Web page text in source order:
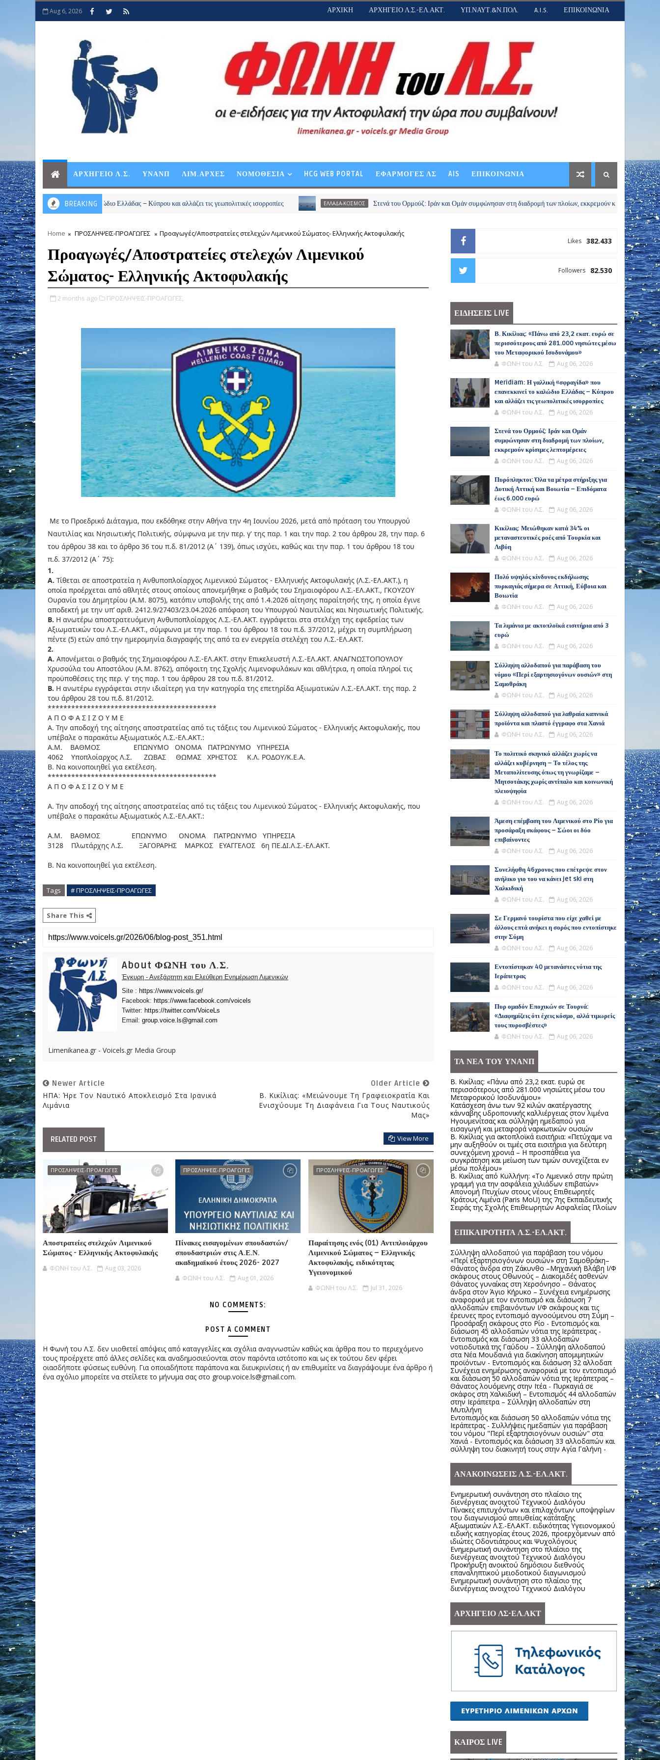
Aug 6, 2026 ΑΡΧΙΚΗ ΑΡΧΗΓΕΙΟ Λ.Σ.-ΕΛ.ΑΚΤ. ΥΠ.ΝΑΥΤ.&Ν.ΠΟΛ. A.I.S. ΕΠΙΚΟΙΝΩΝΙΑ
ΑΡΧΗΓΕΙΟ Λ.Σ. ΥΝΑΝΠ ΛΙΜ.ΑΡΧΕΣ ΝΟΜΟΘΕΣΙΑ HCG WEB PORTAL ΕΦΑΡΜΟΓΕΣ ΛΣ AIS ΕΠΙΚΟΙΝΩΝΙΑ
BREAKING
επανεκκινεί το καλώδιο Ελλάδας – Κύπρου και αλλάζει τις γεωπολιτικές ισορροπίες ΕΛΛΑΔΑ-ΚΟΣΜΟΣ Στενά του Ορμούζ: Ιράν και Ομάν συμφώνησαν στη διαδρομή των πλοίων, εκκρεμούν κρίσιμες λεπτομέρειες
Home ΠΡΟΣΛΗΨΕΙΣ-ΠΡΟΑΓΩΓΕΣ Προαγωγές/Αποστρατείες στελεχών Λιμενικού Σώματος- Ελληνικής Ακτοφυλακής
Προαγωγές/Αποστρατείες στελεχών Λιμενικού
Σώματος- Ελληνικής Ακτοφυλακής
2 months ago ΠΡΟΣΛΗΨΕΙΣ-ΠΡΟΑΓΩΓΕΣ,
Με το Προεδρικό Διάταγμα, που εκδόθηκε στην Αθήνα την 4η Ιουνίου 2026, μετά από πρόταση του Υπουργού
Ναυτιλίας και Νησιωτικής Πολιτικής, σύμφωνα με την περ. γ' της παρ. 1 και την παρ. 2 του άρθρου 28, την παρ. 6
του άρθρου 38 και το άρθρο 36 του π.δ. 81/2012 (Α΄ 139), όπως ισχύει, καθώς και την παρ. 1 του άρθρου 18 του
π.δ. 37/2012 (Α΄ 75):
1.
Α. Τίθεται σε αποστρατεία η Ανθυποπλοίαρχος Λιμενικού Σώματος - Ελληνικής Ακτοφυλακής (Λ.Σ.-ΕΛ.ΑΚΤ.), η
οποία προέρχεται από αθλητές στους οποίους απονεμήθηκε ο βαθμός του Σημαιοφόρου Λ.Σ.-ΕΛ.ΑΚΤ., ΓΚΟΥΖΟΥ
Ουρανία του Δημητρίου (Α.Μ. 8075), κατόπιν υποβολής της από 1.4.2026 αίτησης παραίτησής της, η οποία έγινε
αποδεκτή με την υπ’ αριθ. 2412.9/27403/23.04.2026 απόφαση του Υπουργού Ναυτιλίας και Νησιωτικής Πολιτικής.
Β. Η ανωτέρω αποστρατευόμενη Ανθυποπλοίαρχος Λ.Σ.-ΕΛ.ΑΚΤ. εγγράφεται στα στελέχη της εφεδρείας των
Αξιωματικών του Λ.Σ.-ΕΛ.ΑΚΤ., σύμφωνα με την παρ. 1 του άρθρου 18 του π.δ. 37/2012, μέχρι τη συμπλήρωση
πέντε (5) ετών από την ημερομηνία διαγραφής της από τα εν ενεργεία στελέχη του Λ.Σ.-ΕΛ.ΑΚΤ.
2.
Α. Απονέμεται ο βαθμός της Σημαιοφόρου Λ.Σ.-ΕΛ.ΑΚΤ. στην Επικελευστή Λ.Σ.-ΕΛ.ΑΚΤ. ΑΝΑΓΝΩΣΤΟΠΟΥΛΟΥ
Χρυσούλα του Αποστόλου (Α.Μ. 8762), απόφοιτη της Σχολής Λιμενοφυλάκων και αθλήτρια, η οποία πληροί τις
προϋποθέσεις της περ. γ' της παρ. 1 του άρθρου 28 του π.δ. 81/2012.
Β. Η ανωτέρω εγγράφεται στην ιδιαίτερη για την κατηγορία της επετηρίδα Αξιωματικών Λ.Σ.-ΕΛ.ΑΚΤ. της παρ. 2
του άρθρου 28 του π.δ. 81/2012.
*******************************************
Α Π Ο Φ Α Σ Ι Ζ Ο Υ Μ Ε
Α. Την αποδοχή της αίτησης αποστρατείας από τις τάξεις του Λιμενικού Σώματος - Ελληνικής Ακτοφυλακής, που
υπέβαλε ο παρακάτω Αξιωματικός Λ.Σ.-ΕΛ.ΑΚΤ.:
Α.Μ. ΒΑΘΜΟΣ ΕΠΩΝΥΜΟ ΟΝΟΜΑ ΠΑΤΡΩΝΥΜΟ ΥΠΗΡΕΣΙΑ
4062 Υποπλοίαρχος Λ.Σ. ΖΩΒΑΣ ΘΩΜΑΣ ΧΡΗΣΤΟΣ Κ.Λ. ΡΟΔΟΥ/Κ.Ε.Α.
Β. Να κοινοποιηθεί για εκτέλεση.
*******************************************
Α Π Ο Φ Α Σ Ι Ζ Ο Υ Μ Ε
Α. Την αποδοχή της αίτησης αποστρατείας από τις τάξεις του Λιμενικού Σώματος - Ελληνικής Ακτοφυλακής, που
υπέβαλε ο παρακάτω Αξιωματικός Λ.Σ.-ΕΛ.ΑΚΤ.:
Α.Μ. ΒΑΘΜΟΣ ΕΠΩΝΥΜΟ ΟΝΟΜΑ ΠΑΤΡΩΝΥΜΟ ΥΠΗΡΕΣΙΑ
3128 Πλωτάρχης Λ.Σ. ΞΑΓΟΡΑΡΗΣ ΜΑΡΚΟΣ ΕΥΑΓΓΕΛΟΣ 6η ΠΕ.ΔΙ.Λ.Σ.-ΕΛ.ΑΚΤ.
Β. Να κοινοποιηθεί για εκτέλεση.
Tags # ΠΡΟΣΛΗΨΕΙΣ-ΠΡΟΑΓΩΓΕΣ
Share This
About ΦΩΝΗ του Λ.Σ.
Έγκυρη - Ανεξάρτητη και Ελεύθερη Ενημέρωση Λιμενικών
Site : https://www.voicels.gr/
Facebook: https://www.facebook.com/voicels
Twitter: https://twitter.com/VoiceLs
Email: group.voice.ls@gmail.com
Limenikanea.gr - Voicels.gr Media Group
Newer Article
ΗΠΑ: Ήρε Τον Ναυτικό Αποκλεισμό Στα Ιρανικά
Λιμάνια
Older Article
Β. Κικίλιας: «Μειώνουμε Τη Γραφειοκρατία Και
Ενισχύουμε Τη Διαφάνεια Για Τους Ναυτικούς
Μας»
RELATED POST View More
ΠΡΟΣΛΗΨΕΙΣ-ΠΡΟΑΓΩΓΕΣ
Αποστρατείες στελεχών Λιμενικού
Σώματος - Ελληνικής Ακτοφυλακής
ΦΩΝΗ του Λ.Σ. Aug 03, 2026
ΠΡΟΣΛΗΨΕΙΣ-ΠΡΟΑΓΩΓΕΣ
Πίνακες εισαγομένων σπουδαστών/
σπουδαστριών στις Α.Ε.Ν.
ακαδημαϊκού έτους 2026- 2027
ΦΩΝΗ του Λ.Σ. Aug 01, 2026
ΠΡΟΣΛΗΨΕΙΣ-ΠΡΟΑΓΩΓΕΣ
Παραίτησης ενός (01) Αντιπλοιάρχου
Λιμενικού Σώματος – Ελληνικής
Ακτοφυλακής, ειδικότητας
Υγειονομικού
ΦΩΝΗ του Λ.Σ. Jul 31, 2026
NO COMMENTS:
POST A COMMENT
Η Φωνή του Λ.Σ. δεν υιοθετεί απόψεις από καταγγελίες και σχόλια αναγνωστών καθώς και άρθρα που το περιεχόμενο
τους προέρχετε από άλλες σελίδες και αναδημοσιεύονται στον παρόντα ιστότοπο και ως εκ τούτου δεν φέρει
οιασδήποτε φύσεως ευθύνη. Για οποιαδήποτε παράπονα και διευκρινίσεις ή αν επιθυμείτε να διαγράψουμε ένα άρθρο ή
ένα σχόλιο μπορείτε να στείλετε το μήνυμα σας στο group.voice.ls@gmail.com.
382.433
Likes
82.530
Followers
ΕΙΔΗΣΕΙΣ LIVE
Β. Κικίλιας: «Πάνω από 23,2 εκατ. ευρώ σε
περισσότερους από 281.000 νησιώτες μέσω
του Μεταφορικού Ισοδυνάμου»
ΦΩΝΗ του Λ.Σ. Aug 06, 2026
Meridiam: Η γαλλική «σφραγίδα» που
επανεκκινεί το καλώδιο Ελλάδας – Κύπρου
και αλλάζει τις γεωπολιτικές ισορροπίες
ΦΩΝΗ του Λ.Σ. Aug 06, 2026
Στενά του Ορμούζ: Ιράν και Ομάν
συμφώνησαν στη διαδρομή των πλοίων,
εκκρεμούν κρίσιμες λεπτομέρειες
ΦΩΝΗ του Λ.Σ. Aug 06, 2026
Πυρόπληκτοι: Όλα τα μέτρα στήριξης για
Δυτική Αττική και Βοιωτία – Επιδόματα
έως 6.000 ευρώ
ΦΩΝΗ του Λ.Σ. Aug 06, 2026
Κικίλιας: Μειώθηκαν κατά 34% οι
μεταναστευτικές ροές από Τουρκία και
Λιβύη
ΦΩΝΗ του Λ.Σ. Aug 06, 2026
Πολύ υψηλός κίνδυνος εκδήλωσης
πυρκαγιάς σήμερα σε Αττική, Εύβοια και
Βοιωτία
ΦΩΝΗ του Λ.Σ. Aug 06, 2026
Τα λιμάνια με ακτοπλοϊκά εισιτήρια από 3
ευρώ
ΦΩΝΗ του Λ.Σ. Aug 06, 2026
Σύλληψη αλλοδαπού για παράβαση του
νόμου «Περί εξαρτησιογόνων ουσιών» στη
Σαμοθράκη
ΦΩΝΗ του Λ.Σ. Aug 06, 2026
Σύλληψη αλλοδαπού για λαθραία καπνικά
προϊόντα και πλαστό έγγραφο στα Χανιά
ΦΩΝΗ του Λ.Σ. Aug 06, 2026
Το πολιτικό σκηνικό αλλάζει χωρίς να
αλλάζει κυβέρνηση – Το τέλος της
Μεταπολίτευσης όπως τη γνωρίζαμε –
Μητσοτάκης χωρίς αντίπαλο και κοινωνική
πλειοψηφία
ΦΩΝΗ του Λ.Σ. Aug 06, 2026
Άμεση επέμβαση του Λιμενικού στο Ρίο για
προσάραξη σκάφους – Σώοι οι δύο
επιβαίνοντες
ΦΩΝΗ του Λ.Σ. Aug 06, 2026
Συνελήφθη 46χρονος που επέτρεψε στον
ανήλικο γιο του να κάνει jet ski στη
Χαλκιδική
ΦΩΝΗ του Λ.Σ. Aug 06, 2026
Σε Γερμανό τουρίστα που είχε χαθεί με
άλλους επτά ανήκει η σορός που εντοπίστηκε
στην Σύμη
ΦΩΝΗ του Λ.Σ. Aug 06, 2026
Εντοπίστηκαν 40 μετανάστες νότια της
Ιεράπετρας
ΦΩΝΗ του Λ.Σ. Aug 06, 2026
Πυρ ομαδόν Εποχικών σε Τουρνά:
«Διαφημίζεις ότι έχεις κόσμο, αλλά τιμωρείς
τους πυροσβέστες»
ΦΩΝΗ του Λ.Σ. Aug 06, 2026
ΤΑ ΝΕΑ ΤΟΥ ΥΝΑΝΠ
Β. Κικίλιας: «Πάνω από 23,2 εκατ. ευρώ σε
περισσότερους από 281.000 νησιώτες μέσω του
Μεταφορικού Ισοδυνάμου»
Κατάσχεση άνω των 92 κιλών ακατέργαστης
κάνναβης υδροπονικής καλλιέργειας στον λιμένα
Ηγουμενίτσας και σύλληψη ημεδαπού για
εισαγωγή και μεταφορά ναρκωτικών ουσιών
Β. Κικίλιας για ακτοπλοϊκά εισιτήρια: «Πετύχαμε να
μην αυξηθούν οι τιμές στα εισιτήρια για δεύτερη
συνεχόμενη χρονιά – Η προσπάθεια για
συγκράτηση και μείωση των τιμών συνεχίζεται εν
μέσω πολέμου»
Β. Κικίλιας από Κυλλήνη: «Το Λιμενικό στην πρώτη
γραμμή για την ασφάλεια χιλιάδων επιβατών»
Απονομή Πτυχίων στους νέους Επιθεωρητές
Κράτους Λιμένα (Paris MoU) της 7ης Εκπαιδευτικής
Σειράς της Σχολής Επιθεωρητών Ασφαλείας Πλοίων
ΕΠΙΚΑΙΡΟΤΗΤΑ Λ.Σ.-ΕΛ.ΑΚΤ.
Σύλληψη αλλοδαπού για παράβαση του νόμου
«Περί εξαρτησιογόνων ουσιών» στη Σαμοθράκη–
Θάνατος άνδρα στη Ζάκυνθο –Μηχανική Βλάβη Ι/Φ
σκάφους στους Οθωνούς – Διακομιδές ασθενών
Θάνατος γυναίκας στη Χερσόνησο – Θάνατος
άνδρα στον Άγιο Κήρυκο – Συνέχεια ενημέρωσης
αναφορικά με τον εντοπισμό και διάσωση 7
αλλοδαπών επιβαινόντων Ι/Φ σκάφους και τις
έρευνες προς εντοπισμό αγνοούμενου στη Σύμη –
Προσάραξη σκάφους στο Ρίο - Εντοπισμός και
διάσωση 45 αλλοδαπών νότια της Ιεράπετρας -
Εντοπισμός και διάσωση 33 αλλοδαπών
νοτιοδυτικά της Γαύδου – Σύλληψη αλλοδαπού
στα Νέα Μουδανιά για διακίνηση απομιμητικών
προϊόντων - Εντοπισμός και διάσωση 32 αλλοδαπ
Συνέχεια ενημέρωσης αναφορικά με τον εντοπισμό
και διάσωση 50 αλλοδαπών νότια της Ιεράπετρας –
Θάνατος λουόμενης στην Ιτέα - Πυρκαγιά σε
σκάφος στη Χαλκιδική – Εντοπισμός 44 αλλοδαπών
στην Ιεράπετρα – Σύλληψη αλλοδαπών στη
Μυτιλήνη
Εντοπισμός και διάσωση 50 αλλοδαπών νότια της
Ιεράπετρας - Συλλήψεις ημεδαπών για παράβαση
του νόμου "Περί εξαρτησιογόνων ουσιών" στα
Χανιά - Εντοπισμός και διάσωση 33 αλλοδαπών και
σύλληψη του διακινητή τους στην Αγία Γαλήνη -
ΑΝΑΚΟΙΝΩΣΕΙΣ Λ.Σ.-ΕΛ.ΑΚΤ.
Ενημερωτική συνάντηση στο πλαίσιο της
διενέργειας ανοιχτού Τεχνικού Διαλόγου
Πίνακες επιτυχόντων και επιλαχόντων υποψηφίων
του διαγωνισμού απευθείας κατάταξης
Αξιωματικών Λ.Σ.-ΕΛ.ΑΚΤ. ειδικότητας Υγειονομικού
ειδικής κατηγορίας έτους 2026, προερχόμενων από
ιδιώτες Οδοντιάτρους και Ψυχολόγους
Ενημερωτική συνάντηση στο πλαίσιο της
διενέργειας ανοιχτού Τεχνικού Διαλόγου
Προκήρυξη ανοικτού δημόσιου διεθνούς
επαναληπτικού μειοδοτικού διαγωνισμού
Ενημερωτική συνάντηση στο πλαίσιο της
διενέργειας ανοιχτού Τεχνικού Διαλόγου
ΑΡΧΗΓΕΙΟ ΛΣ-ΕΛ.ΑΚΤ
ΚΑΙΡΟΣ LIVE